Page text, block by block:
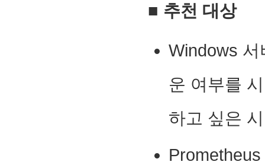
■ 추천 대상
Windows
운 여부를
하고 싶은